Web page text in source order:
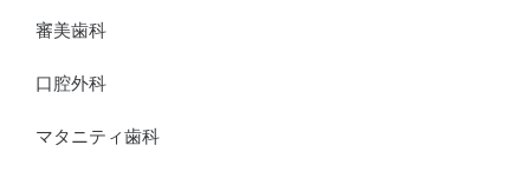
審美歯科
口腔外科
マタニティ歯科